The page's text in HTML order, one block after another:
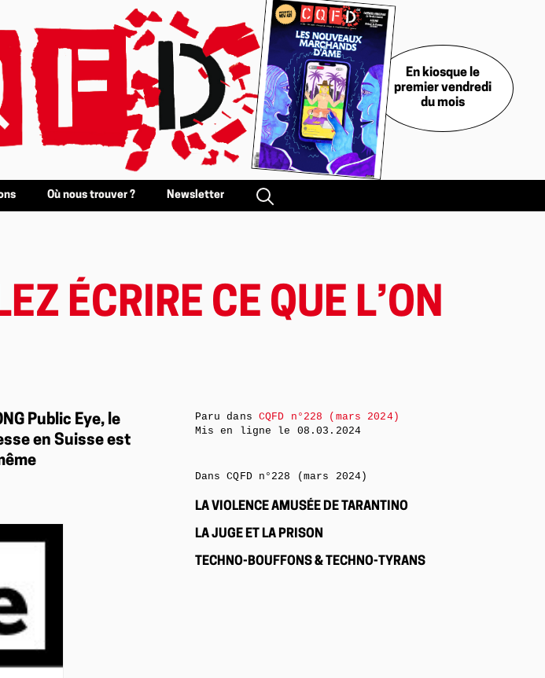
En kiosque le
premier vendredi
du mois
Où nous trouver ? Newsletter
ÉCRIRE CE QUE L’ON
Public Eye, le
en Suisse est
Paru dans CQFD n°228 (mars 2024)
Mis en ligne le 08.03.2024
Dans CQFD n°228 (mars 2024)
LA VIOLENCE AMUSÉE DE TARANTINO
LA JUGE ET LA PRISON
TECHNO-BOUFFONS & TECHNO-TYRANS